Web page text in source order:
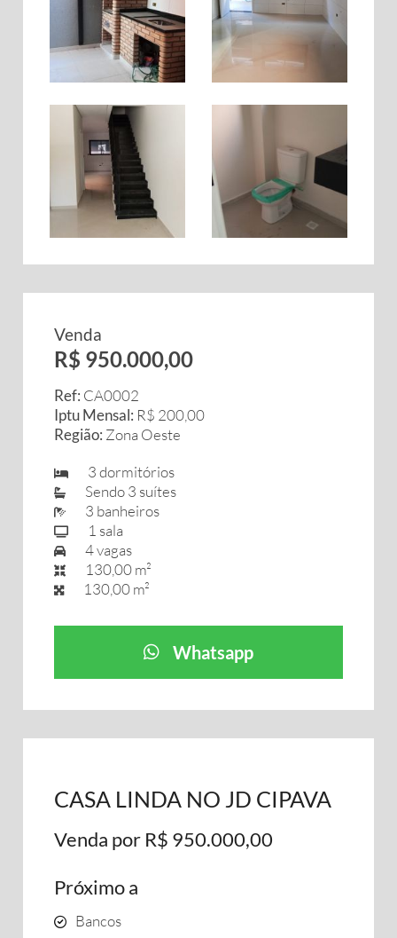
Venda
R$ 950.000,00
Ref: CA0002
Iptu Mensal: R$ 200,00
Região: Zona Oeste
3 dormitórios
Sendo 3 suítes
3 banheiros
1 sala
4 vagas
130,00 m²
130,00 m²
Whatsapp
CASA LINDA NO JD CIPAVA
Venda por R$ 950.000,00
Próximo a
Bancos